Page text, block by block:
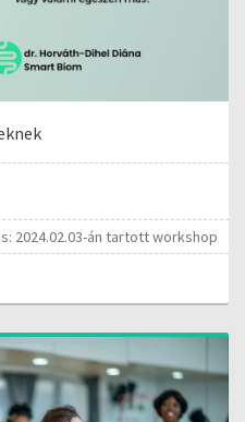
2024.02.03-án tartott workshop